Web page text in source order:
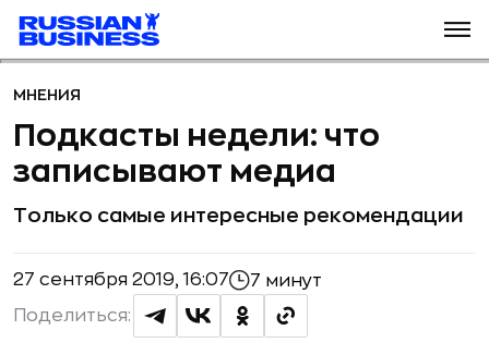
МНЕНИЯ
Подкасты недели: что
записывают медиа
Только самые интересные рекомендации
27 сентября 2019, 16:07 7 минут
Поделиться: